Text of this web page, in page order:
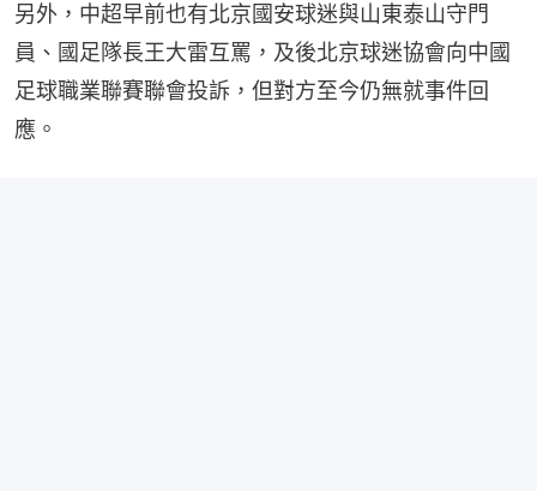
另外，中超早前也有北京國安球迷與山東泰山守門
員、國足隊長王大雷互罵，及後北京球迷協會向中國
足球職業聯賽聯會投訴，但對方至今仍無就事件回
應。